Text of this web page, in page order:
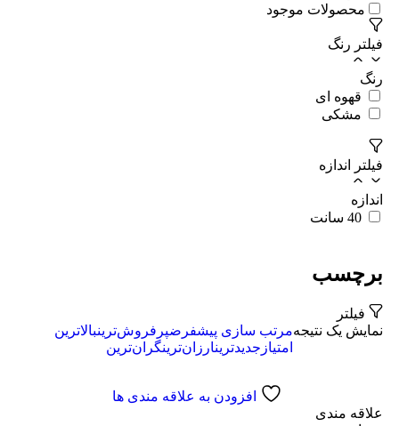
محصولات موجود
فیلتر رنگ
رنگ
قهوه ای
مشکی
فیلتر اندازه
اندازه
برچسب
فیلتر
نمایش یک نتیجهمرتب سازی پیشفرضپرفروش‌ترینبالاترین
امتیاز جدیدترینارزان‌ترینگران‌ترین
افزودن به علاقه مندی ها
علاقه مندی